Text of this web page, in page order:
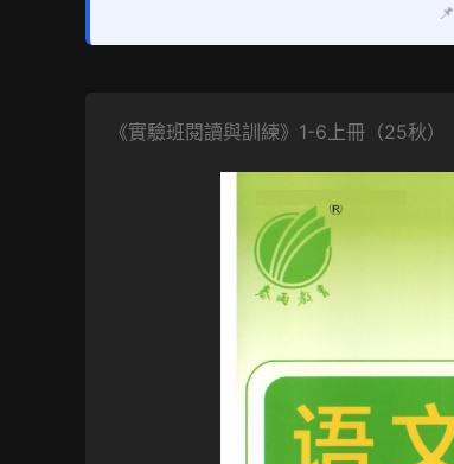
📌
《實驗班閱讀與訓練》1-6上冊（25秋）